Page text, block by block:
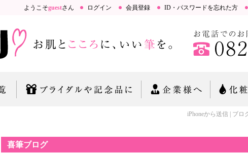
ログイン 会員登録 ID・パスワードを忘れた方
ようこそguestさん
iPhoneから送信 | ブログ |
喜筆ブログ